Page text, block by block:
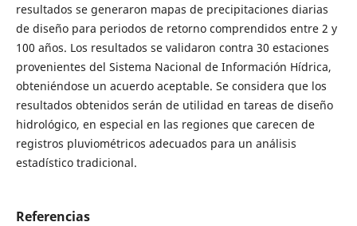
resultados se generaron mapas de precipitaciones diarias
de diseño para periodos de retorno comprendidos entre 2 y
100 años. Los resultados se validaron contra 30 estaciones
provenientes del Sistema Nacional de Información Hídrica,
obteniéndose un acuerdo aceptable. Se considera que los
resultados obtenidos serán de utilidad en tareas de diseño
hidrológico, en especial en las regiones que carecen de
registros pluviométricos adecuados para un análisis
estadístico tradicional.
Referencias